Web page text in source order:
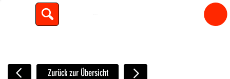
spiritfly
Zurück zur Übersicht